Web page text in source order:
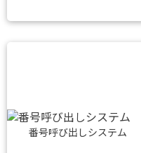
番号呼び出しシステム